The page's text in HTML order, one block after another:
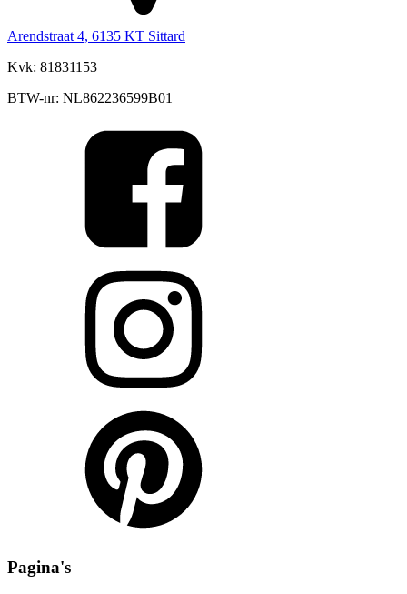
Arendstraat 4, 6135 KT Sittard
Kvk: 81831153
BTW-nr: NL862236599B01
Pagina's